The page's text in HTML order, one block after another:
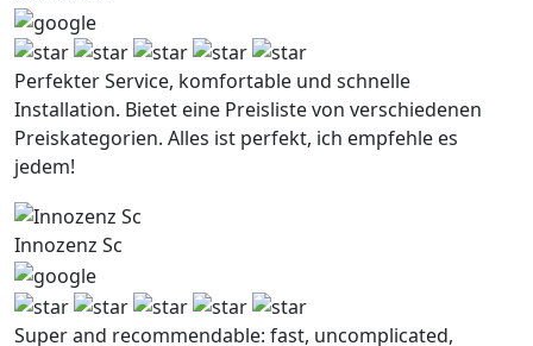
Perfekter Service, komfortable und schnelle
Installation. Bietet eine Preisliste von verschiedenen
Preiskategorien. Alles ist perfekt, ich empfehle es
jedem!
Innozenz Sc
Super and recommendable: fast, uncomplicated,